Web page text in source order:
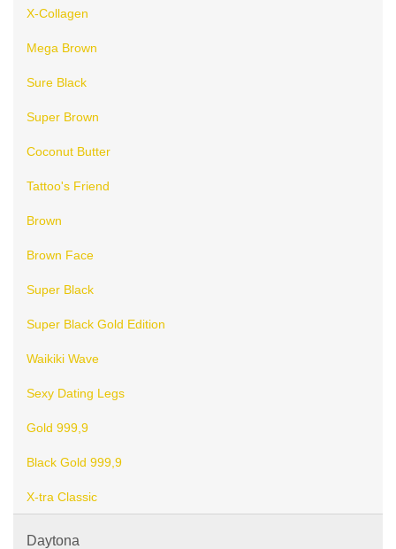
X-Collagen
Mega Brown
Sure Black
Super Brown
Coconut Butter
Tattoo's Friend
Brown
Brown Face
Super Black
Super Black Gold Edition
Waikiki Wave
Sexy Dating Legs
Gold 999,9
Black Gold 999,9
X-tra Classic
Daytona